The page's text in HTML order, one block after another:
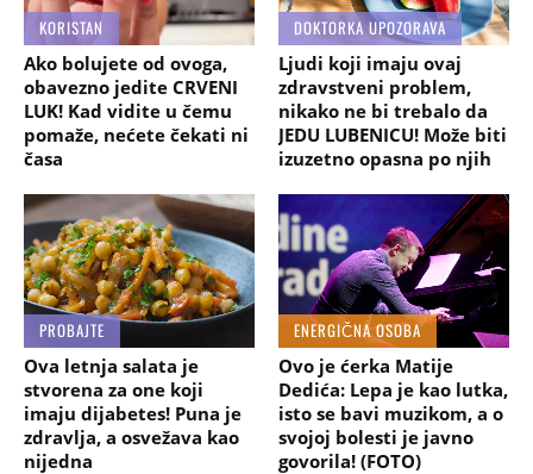
KORISTAN
Ako bolujete od ovoga,
obavezno jedite CRVENI
LUK! Kad vidite u čemu
pomaže, nećete čekati ni
časa
DOKTORKA UPOZORAVA
Ljudi koji imaju ovaj
zdravstveni problem,
nikako ne bi trebalo da
JEDU LUBENICU! Može biti
izuzetno opasna po njih
PROBAJTE
Ova letnja salata je
stvorena za one koji
imaju dijabetes! Puna je
zdravlja, a osvežava kao
nijedna
ENERGIČNA OSOBA
Ovo je ćerka Matije
Dedića: Lepa je kao lutka,
isto se bavi muzikom, a o
svojoj bolesti je javno
govorila! (FOTO)